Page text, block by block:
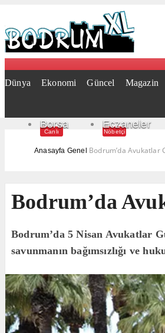
Dünya Ekonomi Güncel Magazin
Borsa
Canlı
Eczaneler
Nöbetçi
Anasayfa Genel Bodrum’da Avukatlar
Bodrum’da
Bodrum’da 5 Nisan Avukatlar
savunmanın bağımsızlığı ve